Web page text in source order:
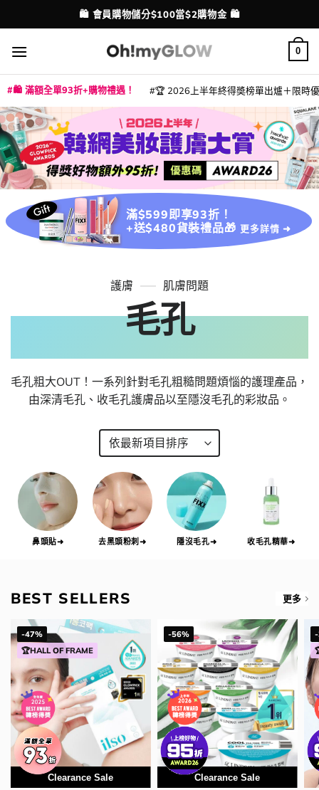
to
content
配送港澳
💳 支援消費券、FPS、八達通、PAYME、信用卡付款
0
🛍️ 滿額全單93折+購物禮遇！ 🏆 2026上半年終得奬榜單出爐＋限時
滿$599即享93折！
+送$480貨裝禮品🎁 更多詳情 ➜
護膚 肌膚問題
毛孔
毛孔粗大OUT！一系列針對毛孔粗糙問題煩惱的護理產品，
由深清毛孔、收毛孔護膚品以至隱沒毛孔的彩妝品。
鼻頭貼➜ 去黑頭粉刺➜ 隱沒毛孔➜ 收毛孔精華➜
BEST SELLERS 更多
-47%
🏆HALL OF FRAME
Clearance Sale
-56%
Clearance Sale